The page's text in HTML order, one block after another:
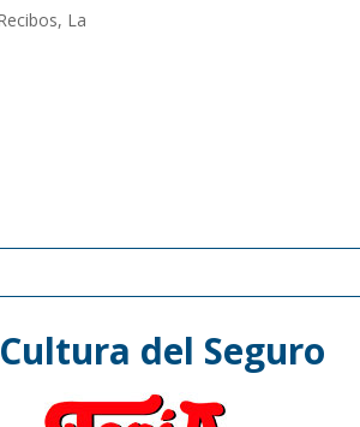
, La
del Seguro